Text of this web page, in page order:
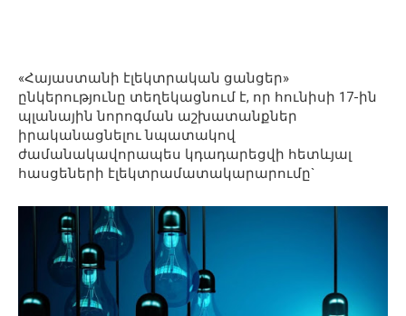
«Հայաստանի էլեկտրական ցանցեր»
ընկերությունը տեղեկացնում է, որ հունիսի 17-ին
պլանային նորոգման աշխատանքներ
իրականացնելու նպատակով
ժամանակավորապես կդադարեցվի հետևյալ
հասցեների էլեկտրամատակարարումը`